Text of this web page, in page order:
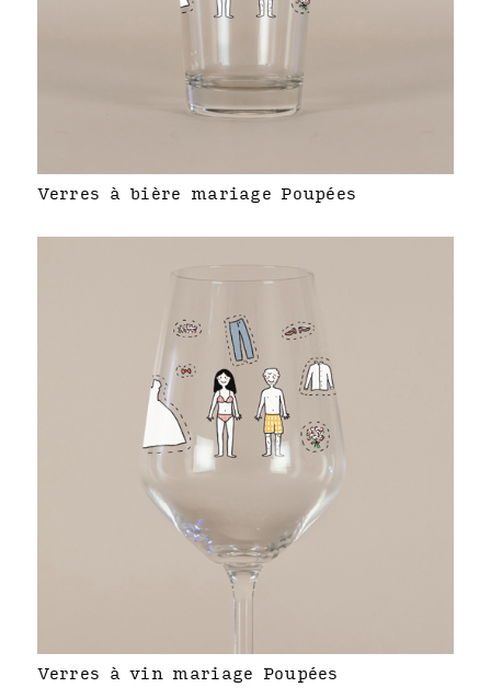
Verres à bière mariage Poupées
Verres à vin mariage Poupées